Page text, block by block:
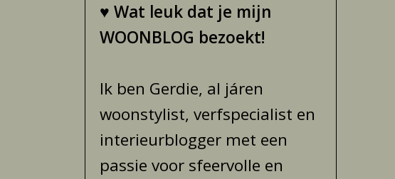
♥ Wat leuk dat je mijn
WOONBLOG bezoekt!
Ik ben Gerdie, al járen
woonstylist, verfspecialist en
interieurblogger met een
passie voor sfeervolle en